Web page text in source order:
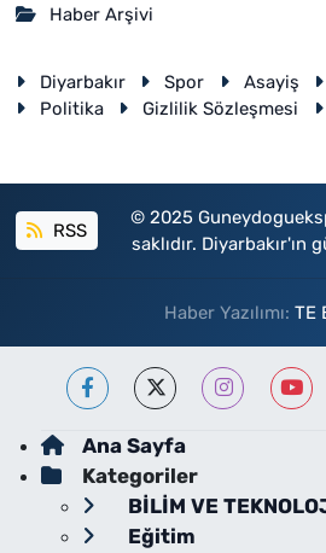
Haber Arşivi
Diyarbakır Spor Asayiş
Politika
Gizlilik Sözleşmesi
RSS
© 2025
saklıdır. Diyarbakır'ın
Haber Yazılımı: TE
Ana Sayfa
Kategoriler
BİLİM VE
Eğitim